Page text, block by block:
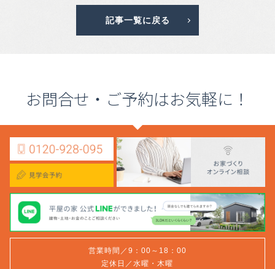
記事一覧に戻る
お問合せ・ご予約はお気軽に！
営業時間／9：00～18：00
定休日／水曜・木曜